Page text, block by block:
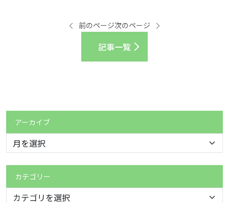
前のページ
記事一覧
次のページ
アーカイブ
カテゴリー